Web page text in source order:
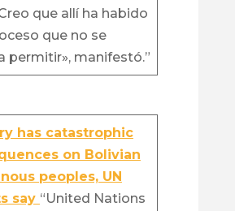
que allí ha habido
que no se
permitir», manifestó.”
has catastrophic
on Bolivian
peoples, UN
say “United Nations